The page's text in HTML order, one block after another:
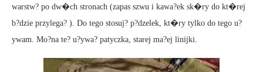
warstw? po dw�ch stronach (zapas szwu i kawa?ek sk�ry do kt�rej
b?dzie przylega? ). Do tego stosuj? p?dzelek, kt�ry tylko do tego u?
ywam. Mo?na te? u?ywa? patyczka, starej ma?ej linijki.